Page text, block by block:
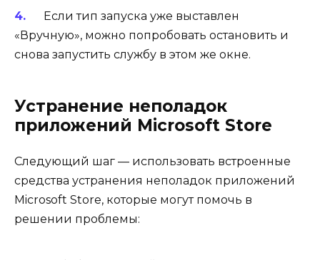
Если тип запуска уже выставлен
«Вручную», можно попробовать остановить и
снова запустить службу в этом же окне.
Устранение неполадок
приложений Microsoft Store
Следующий шаг — использовать встроенные
средства устранения неполадок приложений
Microsoft Store, которые могут помочь в
решении проблемы: